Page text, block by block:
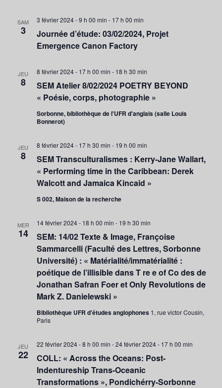
SAM
3
Journée d’étude: 03/02/2024, Projet
Emergence Canon Factory
3 février 2024 - 9 h 00 min - 17 h 00 min
JEU
8
SEM Atelier 8/02/2024 POETRY BEYOND
« Poésie, corps, photographie »
8 février 2024 - 17 h 00 min - 18 h 30 min
Sorbonne, bibliothèque de l'UFR d'anglais (salle Louis
Bonnerot)
JEU
8
SEM Transculturalismes : Kerry-Jane Wallart,
« Performing time in the Caribbean: Derek
Walcott and Jamaica Kincaid »
8 février 2024 - 17 h 30 min - 19 h 00 min
S 002, Maison de la recherche
MER
14
SEM: 14/02 Texte & Image, Françoise
Sammarcelli (Faculté des Lettres, Sorbonne
Université) : « Matérialité/immatérialité :
poétique de l’illisible dans T re e of Co des de
Jonathan Safran Foer et Only Revolutions de
Mark Z. Danielewski »
14 février 2024 - 18 h 00 min - 19 h 30 min
Bibliothèque UFR d'études anglophones 1, rue victor Cousin,
Paris
JEU
22
COLL: « Across the Oceans: Post-
Indentureship Trans-Oceanic
Transformations », Pondichérry-Sorbonne
22 février 2024 - 8 h 00 min -24 février 2024 - 17 h 00 min